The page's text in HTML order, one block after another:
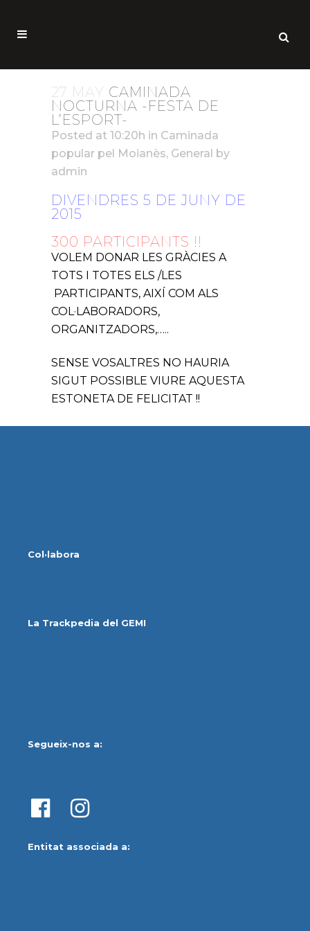
27 MAY CAMINADA
NOCTURNA -FESTA DE
L’ESPORT-
Posted at 10:20h in Caminada
popular pel Moianès, General by
admin
DIVENDRES 5 DE JUNY DE
2015
300 PARTICIPANTS !!
VOLEM DONAR LES GRÀCIES A
TOTS I TOTES ELS /LES
PARTICIPANTS, AIXÍ COM ALS
COL·LABORADORS,
ORGANITZADORS,…..
SENSE VOSALTRES NO HAURIA
SIGUT POSSIBLE VIURE AQUESTA
ESTONETA DE FELICITAT !!
Col·labora
La Trackpedia del GEMI
Segueix-nos a:
Entitat associada a: